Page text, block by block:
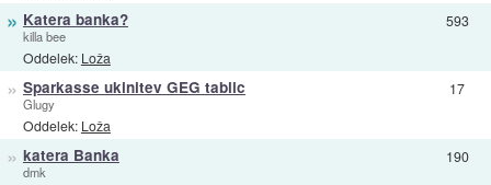
» Katera banka?
killa bee
Oddelek: Loža
593
» Sparkasse ukinitev GEG tablic
Glugy
Oddelek: Loža
17
» katera Banka
dmk
190